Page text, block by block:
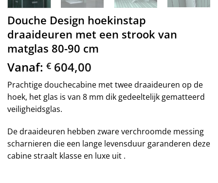
Douche Design hoekinstap
draaideuren met een strook van
matglas 80-90 cm
Vanaf: € 604,00
Prachtige douchecabine met twee draaideuren op de
hoek, het glas is van 8 mm dik gedeeltelijk gematteerd
veiligheidsglas.
De draaideuren hebben zware verchroomde messing
scharnieren die een lange levensduur garanderen deze
cabine straalt klasse en luxe uit .